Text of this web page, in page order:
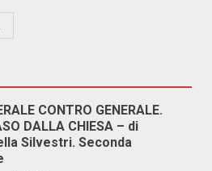
CONTRO GENERALE.
DALLA CHIESA – di
Silvestri. Seconda